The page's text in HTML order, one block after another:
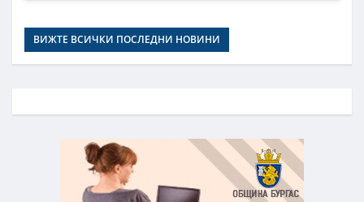
ВИЖТЕ ВСИЧКИ ПОСЛЕДНИ НОВИНИ